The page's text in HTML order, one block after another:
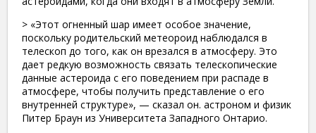
> «Этот огненный шар имеет особое значение,
поскольку родительский метеороид наблюдался в
телескоп до того, как он врезался в атмосферу. Это
дает редкую возможность связать телескопические
данные астероида с его поведением при распаде в
атмосфере, чтобы получить представление о его
внутренней структуре», — сказал он. астроном и физик
Питер Браун из Университета Западного Онтарио.